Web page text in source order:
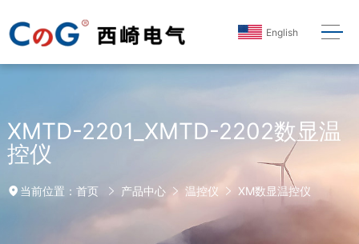
English
XMTD-2201_XMTD-2202数显温
控仪
当前位置： 首页 产品中心 温控仪 XM数显温控仪